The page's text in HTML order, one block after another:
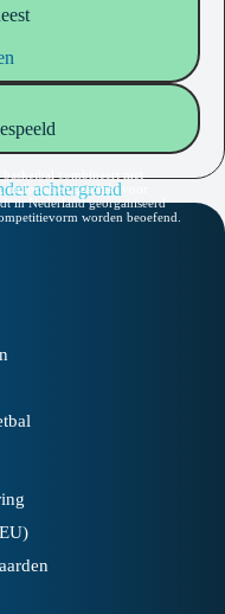
inclusief en geschikt voor
in Nederland georganiseerd
worden beoefend.